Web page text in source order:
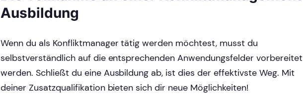
Ausbildung
Wenn du als Konfliktmanager tätig werden möchtest, musst du
selbstverständlich auf die entsprechenden Anwendungsfelder vorbereitet
werden. Schließt du eine Ausbildung ab, ist dies der effektivste Weg. Mit
deiner Zusatzqualifikation bieten sich dir neue Möglichkeiten!